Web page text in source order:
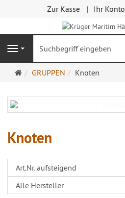
Zur Kasse Ihr Konto
Navigation
Startseite
GRUPPEN Knoten
Knoten